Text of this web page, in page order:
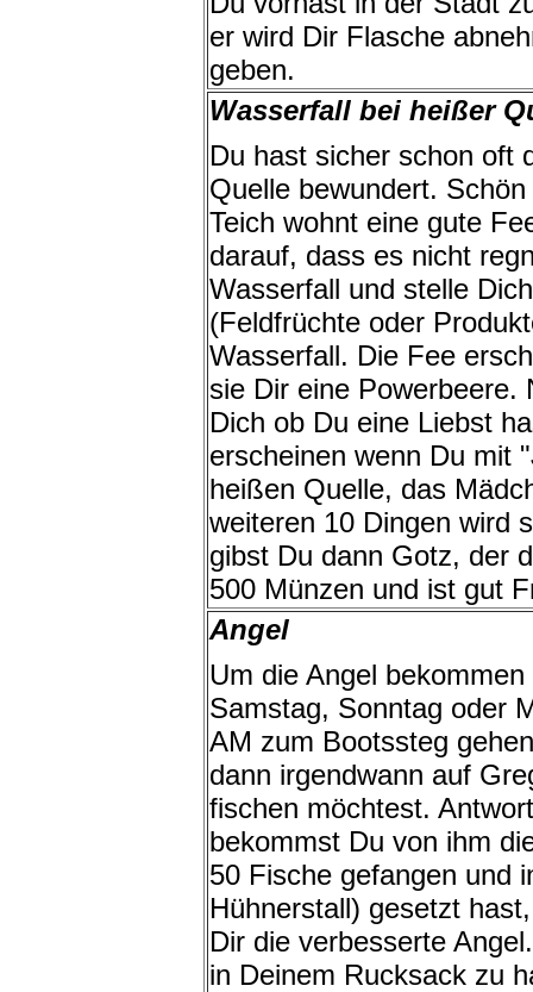
er wird Dir Flasche
geben.
Wasserfall bei heißer
Du hast sicher schon oft
Quelle bewundert.
Teich wohnt eine gute
darauf, dass es nicht
Wasserfall und stelle
(Feldfrüchte oder
Wasserfall. Die Fee
sie Dir eine Powerbeere.
Dich ob Du eine Liebst
erscheinen wenn Du mit
heißen Quelle, das
weiteren 10 Dingen wird
gibst Du dann Gotz, der
500 Münzen und ist gut
Angel
Um die Angel
Samstag, Sonntag oder
AM zum Bootssteg
dann irgendwann auf
fischen möchtest.
bekommst Du von ihm
50 Fische gefangen und
Hühnerstall) gesetzt
Dir die verbesserte
in Deinem Rucksack zu